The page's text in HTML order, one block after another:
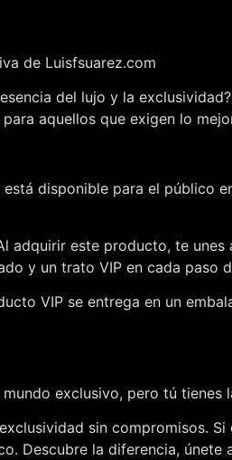
de Luisfsuarez.com
del lujo y la
aquellos que exigen lo
disponible para el público
adquirir este producto, te
y un trato VIP en cada paso
VIP se entrega en un
exclusivo, pero tú tienes
sin compromisos.
Descubre la diferencia,